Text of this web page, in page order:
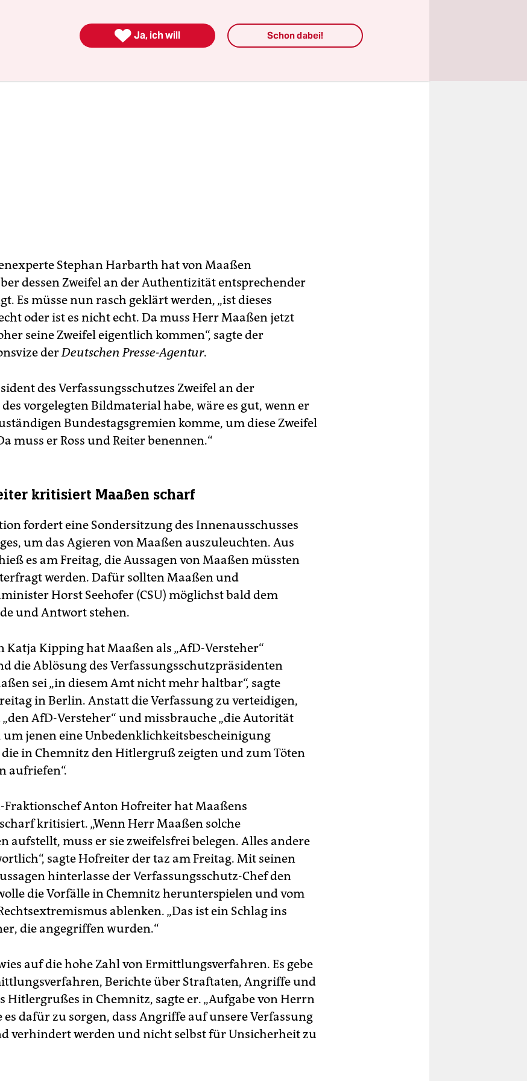
Stephan Harbarth hat von Maaßen
dessen Zweifel an der Authentizität entsprechender
Es müsse nun rasch geklärt werden, „ist dieses
oder ist es nicht echt. Da muss Herr Maaßen jetzt
seine Zweifel eigentlich kommen“, sagte der
derDeutschen Presse-Agentur.
des Verfassungsschutzes Zweifel an der
vorgelegten Bildmaterial habe, wäre es gut, wenn er
Bundestagsgremien komme, um diese Zweifel
muss er Ross und Reiter benennen.“
kritisiert Maaßen scharf
fordert eine Sondersitzung des Innenausschusses
um das Agieren von Maaßen auszuleuchten. Aus
es am Freitag, die Aussagen von Maaßen müssten
werden. Dafür sollten Maaßen und
Horst Seehofer (CSU) möglichst bald dem
und Antwort stehen.
Katja Kipping hat Maaßen als „AfD-Versteher“
die Ablösung des Verfassungsschutzpräsidenten
sei „in diesem Amt nicht mehr haltbar“, sagte
in Berlin. Anstatt die Verfassung zu verteidigen,
„den AfD-Versteher“ und missbrauche „die Autorität
um jenen eine Unbedenklichkeitsbescheinigung
in Chemnitz den Hitlergruß zeigten und zum Töten
aufriefen“.
Fraktionschef Anton Hofreiter hat Maaßens
kritisiert. „Wenn Herr Maaßen solche
aufstellt, muss er sie zweifelsfrei belegen. Alles andere
sagte Hofreiter der taz am Freitag. Mit seinen
hinterlasse der Verfassungsschutz-Chef den
die Vorfälle in Chemnitz herunterspielen und vom
ablenken. „Das ist ein Schlag ins
die angegriffen wurden.“
auf die hohe Zahl von Ermittlungsverfahren. Es gebe
Berichte über Straftaten, Angriffe und
Hitlergrußes in Chemnitz, sagte er. „Aufgabe von Herrn
dafür zu sorgen, dass Angriffe auf unsere Verfassung
verhindert werden und nicht selbst für Unsicherheit zu
 Ja, ich will Schon dabei!